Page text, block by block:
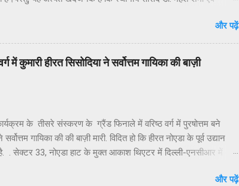
कहना है नोएडा के विभिन्न सेक्टरों के निवासियों का. आवासीय कल्याण संगठन
के हल न होने के कारण जनप्रतिनिधियों की निष्क्रियता बताया है.
भी समस्याओं का समाधान नहीं हो रहा. जन प्रतिनिधियों का क्षेत्रीय
“कागज़ों में” दर्ज हो रही हैं, ज़मीनी क...
और पढ़ें
कुमारी हीरत सिसोदिया ने सर्वोत्तम गायिका की बाज़ी
के तीसरे संस्करण के ग्रैंड फिनाले में वरिष्ठ वर्ग में पुरषोत्तम बने
गायिका की की बाज़ी मारी. विदित हो कि हीरत नोएडा के पूर्व उद्यान
. सेक्टर 33, नोएडा हाट के मुक्त आकाश थिएटर में दिल्ली-एनसीआर में अब
चित्रपट दृश्यों के बीच पूरे जोश और दमदार गुरूओं की टीम के सांगीतिकऔर पढ़ें